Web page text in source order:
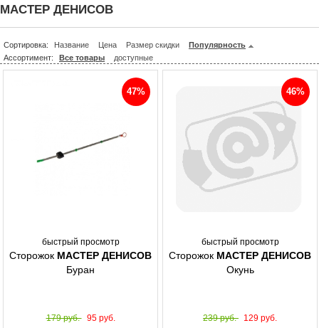
МАСТЕР ДЕНИСОВ
Сортировка: Название Цена Размер скидки
Популярность
Ассортимент:
Все товары доступные
быстрый просмотр
47%
Сторожок МАСТЕР ДЕНИСОВ
Буран
179 руб. 95 руб.
быстрый просмотр
46%
Сторожок МАСТЕР ДЕНИСОВ
Окунь
239 руб. 129 руб.